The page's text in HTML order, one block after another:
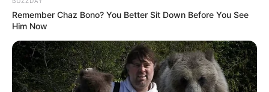
Schifffahrt auf der Donau:
Flussreise Donau
Eine Flussreise auf der Donau von Passau
Remember Chaz Bono? You Better Sit Down Before You See
Him Now